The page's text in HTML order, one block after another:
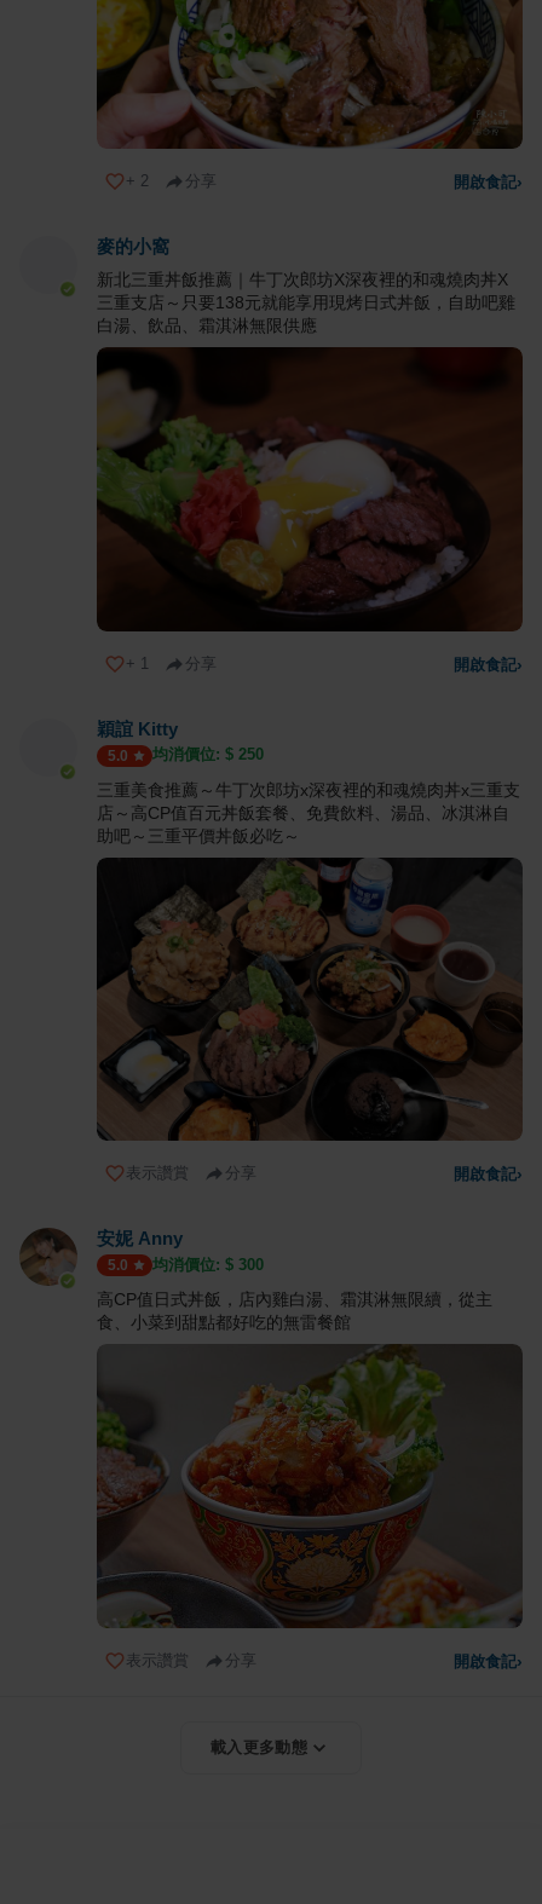
+ 2 分享 開啟食記›
麥的小窩
新北三重丼飯推薦｜牛丁次郎坊X深夜裡的和魂燒肉丼X
三重支店～只要138元就能享用現烤日式丼飯，自助吧雞
白湯、飲品、霜淇淋無限供應
+ 1 分享 開啟食記›
穎誼 Kitty
5.0 均消價位: $ 250
三重美食推薦～牛丁次郎坊x深夜裡的和魂燒肉丼x三重支
店～高CP值百元丼飯套餐、免費飲料、湯品、冰淇淋自
助吧～三重平價丼飯必吃～
表示讚賞 分享 開啟食記›
安妮 Anny
5.0 均消價位: $ 300
高CP值日式丼飯，店內雞白湯、霜淇淋無限續，從主
食、小菜到甜點都好吃的無雷餐館
表示讚賞 分享 開啟食記›
載入更多動態